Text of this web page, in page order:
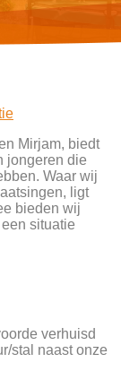
Mirjam, biedt
jongeren die
Waar wij
ligt
bieden wij
situatie
verhuisd
stal naast onze